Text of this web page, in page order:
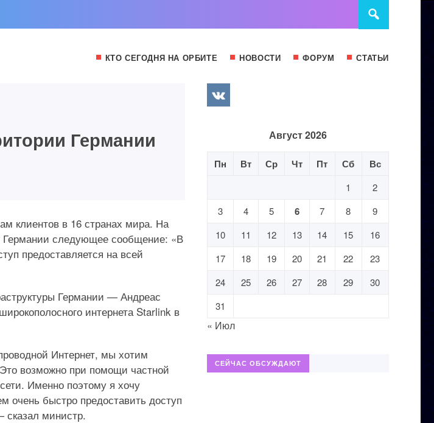
КТО СЕГОДНЯ НА ОРБИТЕ НОВОСТИ ФОРУМ СТАТЬИ
Германии
клиентов в 16 странах мира. На
Германии следующее сообщение: «В
предоставляется на всей
Германии — Андреас
интернета Starlink в
Интернет, мы хотим
возможно при помощи частной
Именно поэтому я хочу
очень быстро предоставить доступ
сказал министр.
Август 2026
Пн Вт Ср Чт Пт Сб Вс
1
2
3
4 5 6 7 8
9
10
11 12 13 14 15
16
17
18 19 20 21 22
23
24
25 26 27 28 29
30
31
« Июл
СЕЙЧАС ОБСУЖДАЮТ